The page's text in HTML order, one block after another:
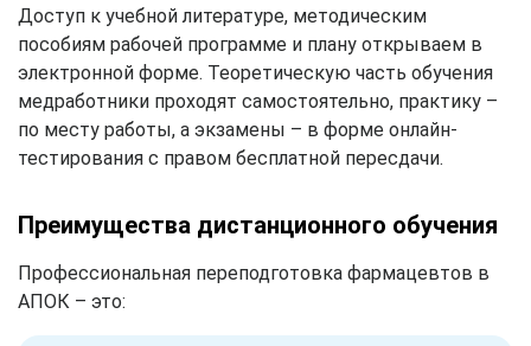
Доступ к учебной литературе, методическим
пособиям рабочей программе и плану открываем в
электронной форме. Теоретическую часть обучения
медработники проходят самостоятельно, практику –
по месту работы, а экзамены – в форме онлайн-
тестирования с правом бесплатной пересдачи.
Преимущества дистанционного обучения
Профессиональная переподготовка фармацевтов в
АПОК – это: